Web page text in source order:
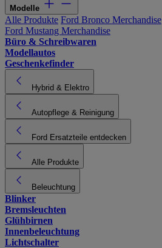
Modelle
Alle Produkte Ford Bronco Merchandise
Ford Mustang Merchandise
Büro & Schreibwaren
Modellautos
Geschenkefinder
Hybrid & Elektro
Autopflege & Reinigung
Ford Ersatzteile entdecken
Alle Produkte
Beleuchtung
Blinker
Bremsleuchten
Glühbirnen
Innenbeleuchtung
Lichtschalter